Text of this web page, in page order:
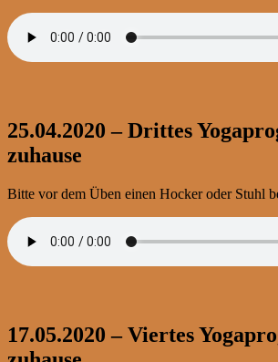
25.04.2020 – Drittes
zuhause
Bitte vor dem Üben einen Hocker oder Stuhl
17.05.2020 – Viertes